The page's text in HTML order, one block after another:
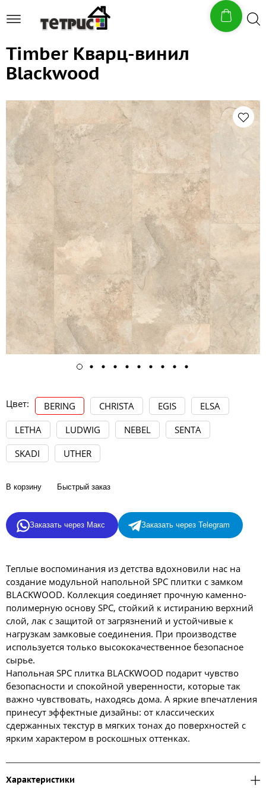
Timber Кварц-винил
Blackwood
Цвет: BERING CHRISTA EGIS
ELSA
LETHA
LUDWIG NEBEL
SENTA
SKADI
UTHER
В корзину Быстрый заказ
Заказать через Макс Заказать через Telegram
Теплые воспоминания из детства вдохновили нас на
создание модульной напольной SPC плитки с замком
BLACKWOOD. Коллекция соединяет прочную каменно-
полимерную основу SPC, стойкий к истиранию верхний
слой, лак с защитой от загрязнений и устойчивые к
нагрузкам замковые соединения. При производстве
используется только высококачественное безопасное
сырье.
Напольная SPC плитка BLACKWOOD подарит чувство
безопасности и спокойной уверенности, которые так
важно чувствовать, находясь дома. А яркие впечатления
принесут эффектные дизайны: от классических
сдержанных текстур в мягких тонах до поверхностей с
ярким характером в роскошных оттенках.
Характеристики